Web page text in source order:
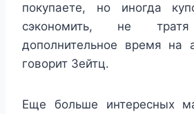
покупаете, но иногда
сэкономить, не
дополнительное время на
говорит Зейтц.
Еще больше интересных